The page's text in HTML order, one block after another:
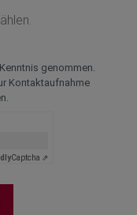
genommen.
Kontaktaufnahme
Captcha ⇗
Text vergrößern +
Zeichenabstand